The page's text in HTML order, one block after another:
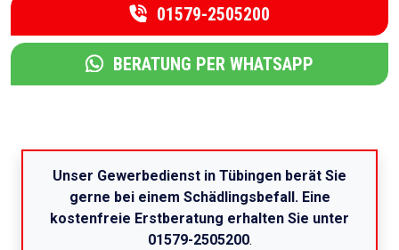
01579-2505200
BERATUNG PER WHATSAPP
Unser Gewerbedienst in Tübingen berät Sie
gerne bei einem Schädlingsbefall. Eine
kostenfreie Erstberatung erhalten Sie unter
01579-2505200.